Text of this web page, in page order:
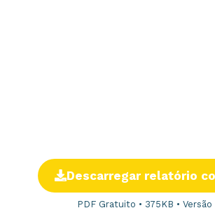
Descarregar relatório
PDF Gratuito • 375KB • Versão